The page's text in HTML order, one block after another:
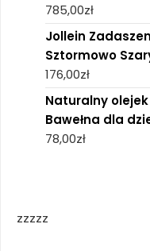
785,00zł
Jollein
Sztormowo
176,00zł
Naturalny
Bawełna dla
78,00zł
zzzzz